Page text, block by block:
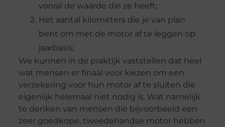
vooral de waarde die ze heeft;
Het aantal kilometers die je van plan
bent om met de motor af te leggen op
jaarbasis;
We kunnen in de praktijk vaststellen dat heel
wat mensen er finaal voor kiezen om een
verzekering voor hun motor af te sluiten die
eigenlijk helemaal niet nodig is. Wat namelijk
te denken van mensen die bijvoorbeeld een
zeer goedkope, tweedehandse motor hebben